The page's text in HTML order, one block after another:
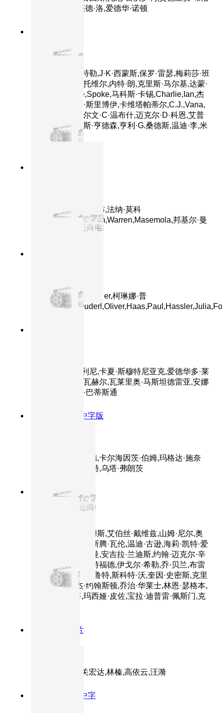
迪,威廉·达福,裘德·洛,爱德华·诺顿
爆裂鼓手
主演：迈尔斯·特勒,J·K·西蒙斯,保罗·雷瑟,梅莉莎·班
诺伊,奥斯汀·斯托维尔,内特·朗,克里斯·马尔基,达蒙·
冈普顿,Suanne,Spoke,马科斯·卡锡,Charlie,Ian,杰
森·布莱尔,科菲·斯里博伊,卡维塔帕蒂尔,C.J.,Vana,
塔里克·洛维,卡尔文·C·温布什,迈克尔·D·科恩,艾普
尔·格雷斯,马库斯·亨德森,亨利·G.桑德斯,温迪·李,米
歇尔·拉夫
主演：德斯蒙德·杜布,法纳·莫科
纳,Prince,Grootboom,Warren,Masemola,邦基尔·曼
主演：Sophia,Grabner,柯琳娜·普
姆
主演：马可·贾利尼,卡夏·斯穆特尼亚克,爱德华多·莱
奥,阿尔芭·罗尔瓦赫尔,瓦莱里奥·马斯坦德雷亚,安娜
·福列塔,朱塞佩·巴蒂斯通
HD中字版
主演：罗密·施奈德,卡尔海因茨·伯姆,玛格达·施奈
德,古斯塔夫·克努特,乌塔·弗朗茨
1999正片
主演：罗宾·威廉姆斯,艾伯丝·戴维兹,山姆·尼尔,奥
利弗·普莱特,绮尔斯腾·瓦伦,温迪·古逊,海莉·凯特·爱
森伯格,林兹·利瑟曼,安吉拉·兰迪斯,约翰·迈克尔·辛
吉斯,布莱德利·惠特福德,伊戈尔·希勒,乔·贝兰,布雷
特·瓦格纳,斯蒂芬·鲁特,斯科特·沃,奎因·史密斯,克里
斯蒂·科内利,杰·约翰斯顿,乔治·华莱士,林恩·瑟格本,
普雷斯·格里芬,玛西娅·皮佐,宝拉·迪普雷·佩斯门,克
正片
主演：王龙基,关宏达,林榛,高依云,汪漪
HD中字